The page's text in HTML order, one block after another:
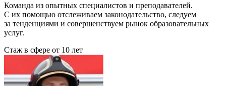
Команда из опытных специалистов и преподавателей.
С их помощью отслеживаем законодательство, следуем
за тенденциями и совершенствуем рынок образовательных
услуг.
Стаж в сфере от 10 лет